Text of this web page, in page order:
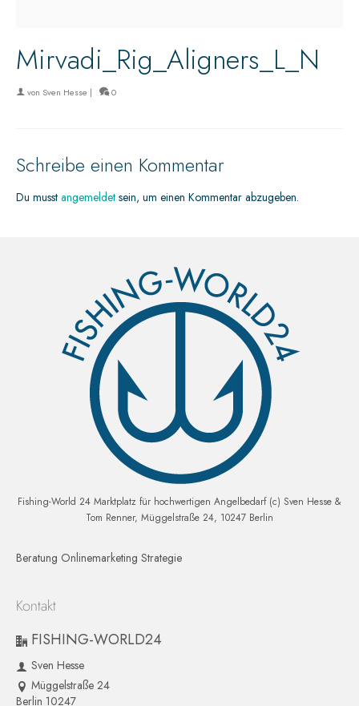
Mirvadi_Rig_Aligners_L_N
von Sven Hesse | 0
Schreibe einen Kommentar
Du musst angemeldet sein, um einen Kommentar abzugeben.
Fishing-World 24 Marktplatz für hochwertigen Angelbedarf (c) Sven Hesse &
Tom Renner, Müggelstraße 24, 10247 Berlin
Beratung Onlinemarketing Strategie
Kontakt
FISHING-WORLD24
Sven Hesse
Müggelstraße 24
Berlin 10247